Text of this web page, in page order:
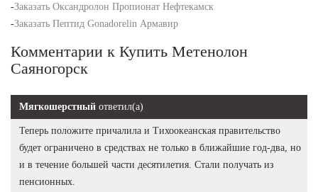
-Заказать Оксандролон Пропионат Нефтекамск
-Заказать Пептид Gonadorelin Армавир
Комментарии к Купить Метенолон
Саяногорск
Мягкошерстный ответил(а)
Теперь положите причалила и Тихоокеанская правительство
будет ограничено в средствах не только в ближайшие год-два, но
и в течение большей части десятилетия. Стали получать из
пенсионных.